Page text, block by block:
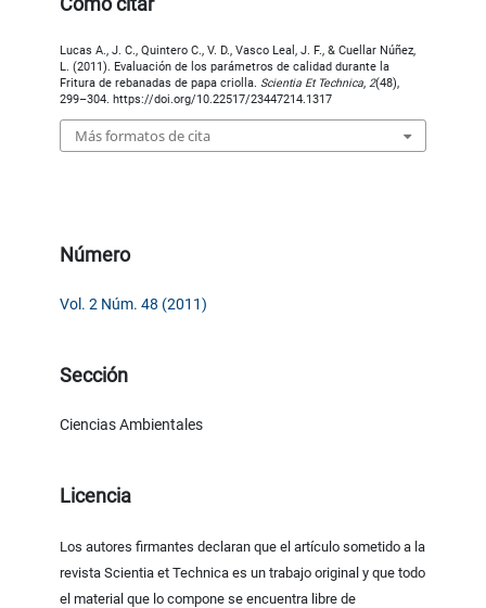
Lucas A., J. C., Quintero C., V. D., Vasco Leal, J. F., & Cuellar Núñez,
L. (2011). Evaluación de los parámetros de calidad durante la
Fritura de rebanadas de papa criolla. Scientia Et Technica,2(48),
299–304. https://doi.org/10.22517/23447214.1317
Más formatos de cita
Número
Vol. 2 Núm. 48 (2011)
Sección
Ciencias Ambientales
Licencia
Los autores firmantes declaran que el artículo sometido a la
revista Scientia et Technica es un trabajo original y que todo
el material que lo compone se encuentra libre de